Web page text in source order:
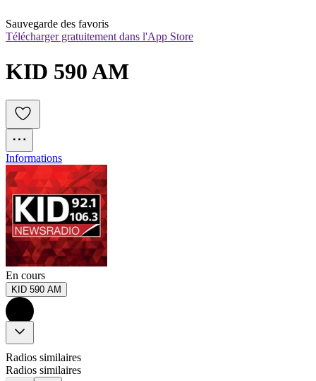
Sauvegarde des favoris
Télécharger gratuitement dans l'App Store
KID 590 AM
Informations
En cours
KID 590 AM
Radios similaires
Radios similaires